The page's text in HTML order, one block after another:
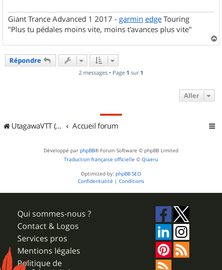
Giant Trance Advanced 1 2017 - garmin edge Touring
"Plus tu pédales moins vite, moins t'avances plus vite"
a
Répondre
2 messages • Page 1 sur 1
Aller
UtagawaVTT (Randos VTT et VTTAE avec traces GPS) Accueil forum
Développé par phpBB® Forum Software © phpBB Limited
Traduction française officielle © Qiaeru
Optimized by: phpBB SEO
Confidentialité | Conditions
Qui sommes-nous ?
Contact & Logos
Services pros
Mentions légales
Politique de